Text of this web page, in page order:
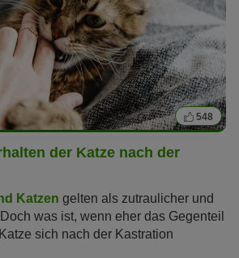
548
der Katze nach der
Katzen gelten als zutraulicher und
was ist, wenn eher das Gegenteil
sich nach der Kastration